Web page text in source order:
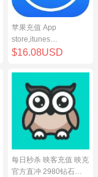
苹果充值 App
store,itunes
store,iphone,ipad中国
$16.08USD
每日秒杀 映客充值 映克
官方直冲 2980钻石